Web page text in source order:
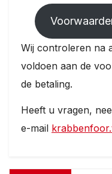
Wij controleren na
voldoen aan de
de betaling.
Heeft u vragen,
e-mail